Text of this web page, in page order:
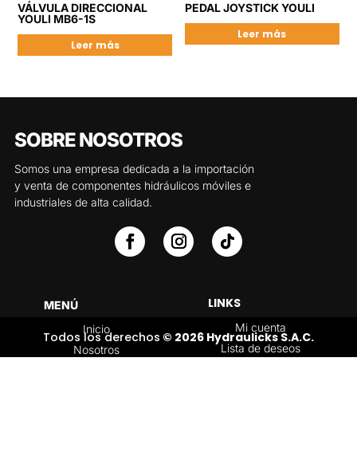
VÁLVULA DIRECCIONAL
YOULI MB6-1S
Leer más
PEDAL JOYSTICK YOULI
Leer más
SOBRE NOSOTROS
Somos una empresa dedicada a la importación
y venta de componentes hidráulicos móviles e
industriales de alta calidad.
MENÚ
Inicio
Nosotros
LINKS
Mi cuenta
Lista de deseos
Todos los derechos © 2026 Hydraulicks S.A.C.